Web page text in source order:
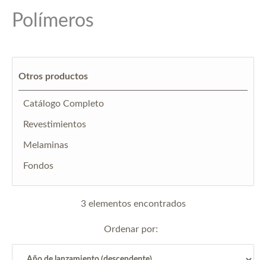
Polímeros
Otros productos
Catálogo Completo
Revestimientos
Melaminas
Fondos
3 elementos encontrados
Ordenar por: